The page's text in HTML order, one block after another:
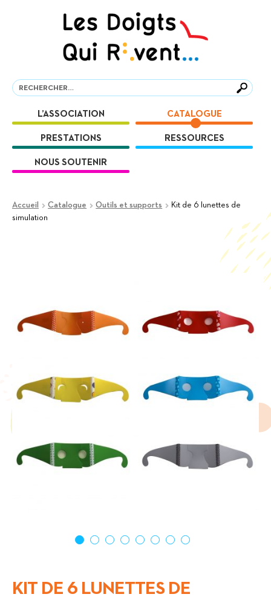
Recherche
Recherche
L’ASSOCIATION CATALOGUE
PRESTATIONS RESSOURCES
NOUS SOUTENIR
Accueil Catalogue Outils et supports
Kit de 6 lunettes de
simulation
KIT DE 6 LUNETTES DE